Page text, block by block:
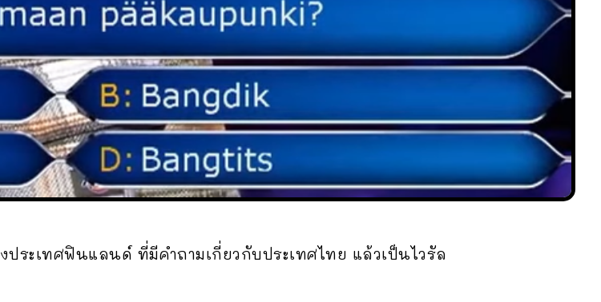
ประเทศฟินแลนด์ ที่มีคำถามเกี่ยวกับประเทศไทย แล้วเป็นไวรัล